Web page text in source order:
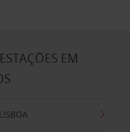
EM